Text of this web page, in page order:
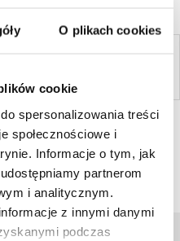
O plikach cookies
cookie
spersonalizowania treści
społecznościowe i
Informacje o tym, jak
partnerom
i analitycznym.
z innymi danymi
podczas
+48 608